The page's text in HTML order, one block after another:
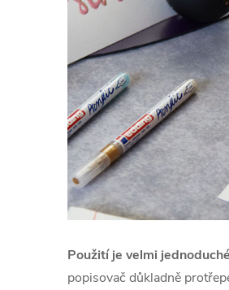
Použití je velmi
popisovač důkladně